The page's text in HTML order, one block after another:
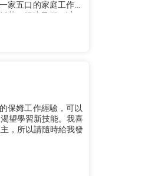
家五口的家庭工作，
保姆工作經驗，可以
望學習新技能。我喜
，所以請隨時給我發